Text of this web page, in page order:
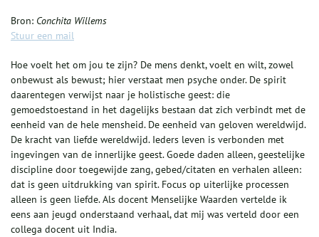
Bron: Conchita Willems
Stuur een mail
Hoe voelt het om jou te zijn? De mens denkt, voelt en wilt, zowel
onbewust als bewust; hier verstaat men psyche onder. De spirit
daarentegen verwijst naar je holistische geest: die
gemoedstoestand in het dagelijks bestaan dat zich verbindt met de
eenheid van de hele mensheid. De eenheid van geloven wereldwijd.
De kracht van liefde wereldwijd. Ieders leven is verbonden met
ingevingen van de innerlijke geest. Goede daden alleen, geestelijke
discipline door toegewijde zang, gebed/citaten en verhalen alleen:
dat is geen uitdrukking van spirit. Focus op uiterlijke processen
alleen is geen liefde. Als docent Menselijke Waarden vertelde ik
eens aan jeugd onderstaand verhaal, dat mij was verteld door een
collega docent uit India.